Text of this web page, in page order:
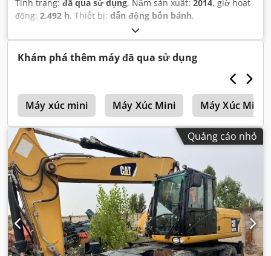
Tình trạng: đã qua sử dụng, Năm sản xuất: 2014, giờ hoạt
động: 2.492 h, Thiết bị: dẫn động bốn bánh,
Khám phá thêm máy đã qua sử dụng
Máy xúc mini Máy Xúc Mini Máy Xúc Mini
Quảng cáo nhỏ